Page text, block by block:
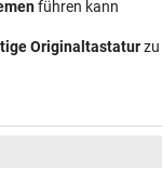
führen kann
Originaltastatur